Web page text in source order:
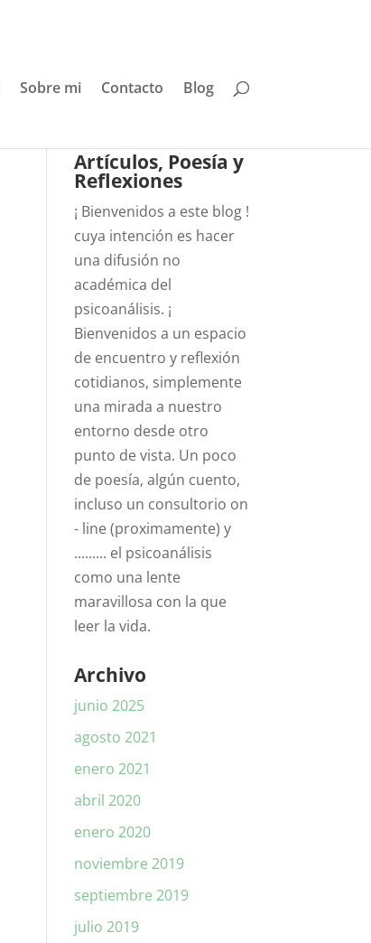
Sobre mi Contacto Blog
Artículos, Poesía y
Reflexiones
¡ Bienvenidos a este blog !
cuya intención es hacer
una difusión no
académica del
psicoanálisis. ¡
Bienvenidos a un espacio
de encuentro y reflexión
cotidianos, simplemente
una mirada a nuestro
entorno desde otro
punto de vista. Un poco
de poesía, algún cuento,
incluso un consultorio on
- line (proximamente) y
......... el psicoanálisis
como una lente
maravillosa con la que
leer la vida.
Archivo
junio 2025
agosto 2021
enero 2021
abril 2020
enero 2020
noviembre 2019
septiembre 2019
julio 2019